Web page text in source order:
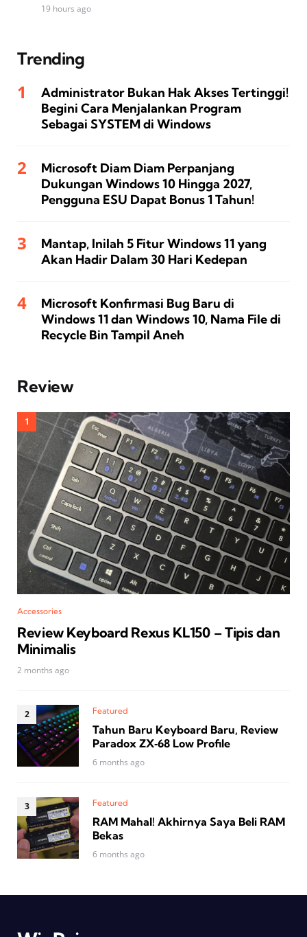
19 hours ago
Trending
Administrator Bukan Hak Akses Tertinggi!
Begini Cara Menjalankan Program
Sebagai SYSTEM di Windows
Microsoft Diam Diam Perpanjang
Dukungan Windows 10 Hingga 2027,
Pengguna ESU Dapat Bonus 1 Tahun!
Mantap, Inilah 5 Fitur Windows 11 yang
Akan Hadir Dalam 30 Hari Kedepan
Microsoft Konfirmasi Bug Baru di
Windows 11 dan Windows 10, Nama File di
Recycle Bin Tampil Aneh
Review
Accessories
Review Keyboard Rexus KL150 – Tipis dan
Minimalis
2 months ago
Featured
Tahun Baru Keyboard Baru, Review
Paradox ZX‑68 Low Profile
6 months ago
Featured
RAM Mahal! Akhirnya Saya Beli RAM
Bekas
6 months ago